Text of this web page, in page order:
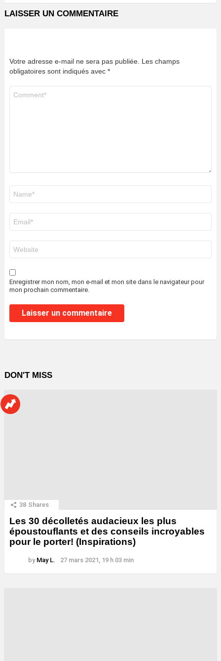
LAISSER UN COMMENTAIRE
Votre adresse e-mail ne sera pas publiée. Les champs
obligatoires sont indiqués avec *
mail
*
web
Enregistrer mon nom, mon e-mail et mon site dans le navigateur pour
mon prochain commentaire.
DON'T MISS
38 Shares
Les 30 décolletés audacieux les plus
époustouflants et des conseils incroyables
pour le porter! (Inspirations)
by May L. 27 mars 2021, 19 h 03 min